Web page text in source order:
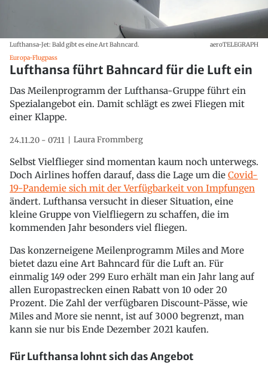
Lufthansa-Jet: Bald gibt es eine Art Bahncard.
aeroTELEGRAPH
Europa-Flugpass
Lufthansa führt Bahncard für die Luft ein
Das Meilenprogramm der Lufthansa-Gruppe führt ein
Spezialangebot ein. Damit schlägt es zwei Fliegen mit
einer Klappe.
24.11.20 - 07:11 Laura Frommberg
Selbst Vielflieger sind momentan kaum noch unterwegs.
Doch Airlines hoffen darauf, dass die Lage um die Covid-
19-Pandemie sich mit der Verfügbarkeit von Impfungen
ändert. Lufthansa versucht in dieser Situation, eine
kleine Gruppe von Vielfliegern zu schaffen, die im
kommenden Jahr besonders viel fliegen.
Das konzerneigene Meilenprogramm Miles and More
bietet dazu eine Art Bahncard für die Luft an. Für
einmalig 149 oder 299 Euro erhält man ein Jahr lang auf
allen Europastrecken einen Rabatt von 10 oder 20
Prozent. Die Zahl der verfügbaren Discount-Pässe, wie
Miles and More sie nennt, ist auf 3000 begrenzt, man
kann sie nur bis Ende Dezember 2021 kaufen.
Für Lufthansa lohnt sich das Angebot